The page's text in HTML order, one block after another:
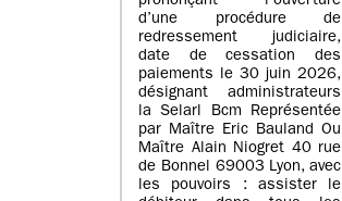
d’une procédure de
redressement judiciaire,
date de cessation des
paiements le 30 juin 2026,
désignant administrateurs
la Selarl Bcm Représentée
par Maître Eric Bauland Ou
Maître Alain Niogret 40 rue
de Bonnel 69003 Lyon, avec
les pouvoirs : assister le